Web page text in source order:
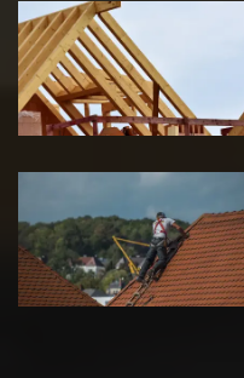
Traitement de
charpente 39
Jura
Urgence fuite
de toiture 39
Jura